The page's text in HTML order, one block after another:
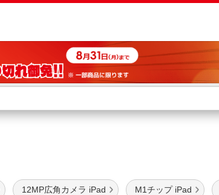
店舗情報・店舗一覧
12MP広角カメラ iPad M1チップ iPad